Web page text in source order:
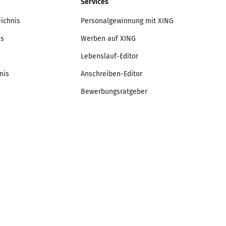
Services
Personalgewinnung mit XING
Werben auf XING
Lebenslauf-Editor
Anschreiben-Editor
Bewerbungsratgeber